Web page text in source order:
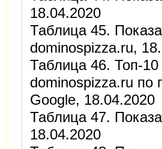
18.04.2020
Таблица 45.
dominospizza.ru,
Таблица 46. Топ-
dominospizza.ru по
Google, 18.04.2020
Таблица 47.
18.04.2020